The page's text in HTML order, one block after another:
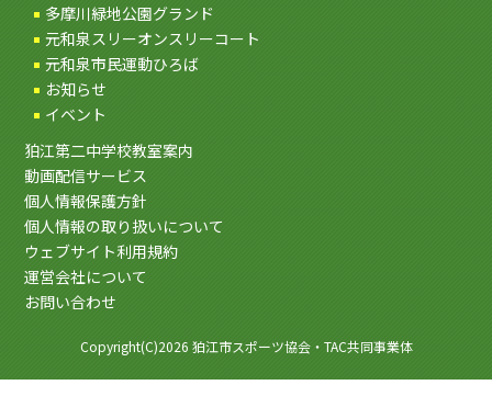
多摩川緑地公園グランド
元和泉スリーオンスリーコート
元和泉市民運動ひろば
お知らせ
イベント
狛江第二中学校教室案内
動画配信サービス
個人情報保護方針
個人情報の取り扱いについて
ウェブサイト利用規約
運営会社について
お問い合わせ
Copyright(C)2026 狛江市スポーツ協会・TAC共同事業体